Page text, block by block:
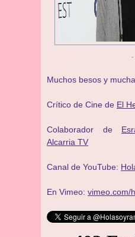
Muchos besos y
Crítico de Cine de El
Colaborador de
Alcarria TV
Canal de YouTube:
En Vimeo: vimeo.com/